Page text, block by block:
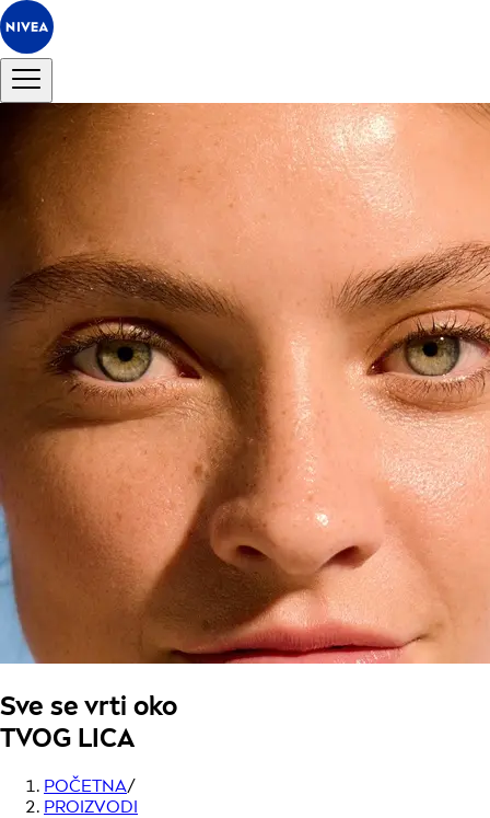
Sve se vrti oko
TVOG LICA
POČETNA/
PROIZVODI